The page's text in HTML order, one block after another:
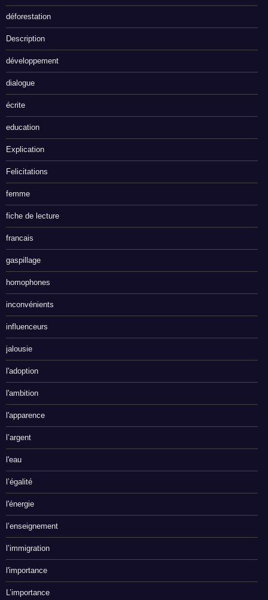
déforestation
Description
développement
dialogue
écrite
education
Explication
Felicitations
femme
fiche de lecture
francais
gaspillage
homophones
inconvénients
influenceurs
jalousie
l'adoption
l'ambition
l'apparence
l’argent
l'eau
l’égalité
l'énergie
l’enseignement
l’immigration
l'importance
L’importance